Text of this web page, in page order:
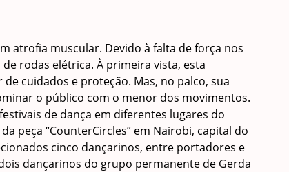
atrofia muscular. Devido à falta de força nos
rodas elétrica. À primeira vista, esta
cuidados e proteção. Mas, no palco, sua
o público com o menor dos movimentos.
de dança em diferentes lugares do
peça “CounterCircles” em Nairobi, capital do
cinco dançarinos, entre portadores e
dançarinos do grupo permanente de Gerda